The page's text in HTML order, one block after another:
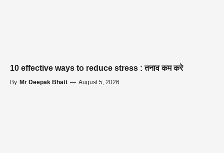
10 effective ways to reduce stress : तनाव कम करे
By Mr Deepak Bhatt — August 5, 2026